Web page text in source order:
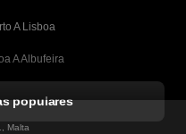
A Lisboa
A Albufeira
A Lagos
populares
Malta